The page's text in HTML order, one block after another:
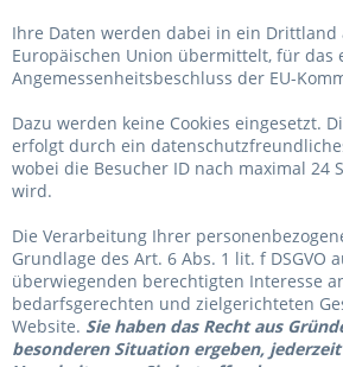
Ihre Daten werden dabei in ein
Europäischen Union übermittelt, für das
Angemessenheitsbeschluss der EU-
Dazu werden keine Cookies eingesetzt.
erfolgt durch ein
wobei die Besucher ID nach maximal 24
wird.
Die Verarbeitung Ihrer
Grundlage des Art. 6 Abs. 1 lit. f DSGVO
überwiegenden berechtigten Interesse
bedarfsgerechten und zielgerichteten
Website. Sie haben das Recht aus
besonderen Situation ergeben,